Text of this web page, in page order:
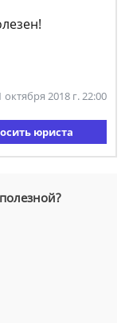
октября 2018 г. 22:00
юриста